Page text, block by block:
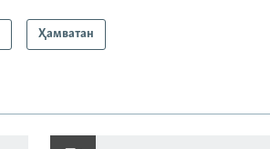
Ҳамватан